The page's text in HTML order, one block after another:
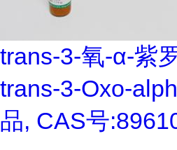
trans-3-氧-α-紫
trans-3-Oxo-
品, CAS号